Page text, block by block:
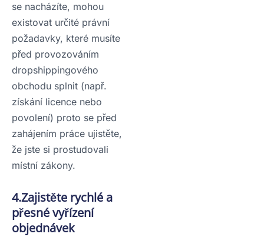
se nacházíte, mohou
existovat určité právní
požadavky, které musíte
před provozováním
dropshippingového
obchodu splnit (např.
získání licence nebo
povolení) proto se před
zahájením práce ujistěte,
že jste si prostudovali
místní zákony.
4.Zajistěte rychlé a
přesné vyřízení
objednávek